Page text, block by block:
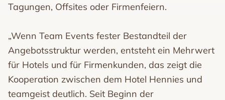
Tagungen, Offsites oder Firmenfeiern.
„Wenn Team Events fester Bestandteil der
Angebotsstruktur werden, entsteht ein Mehrwert
für Hotels und für Firmenkunden, das zeigt die
Kooperation zwischen dem Hotel Hennies und
teamgeist deutlich. Seit Beginn der